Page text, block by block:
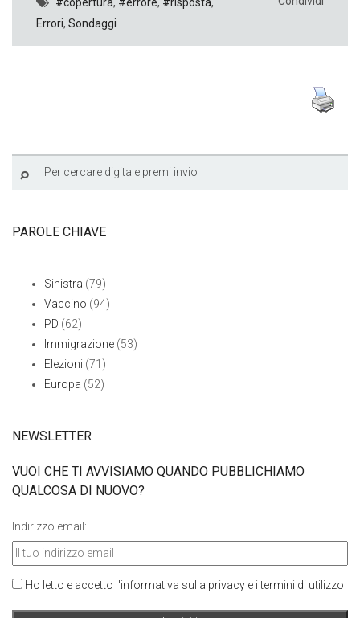
Errori, Sondaggi
PAROLE CHIAVE
Sinistra (79)
Vaccino (94)
PD (62)
Immigrazione (53)
Elezioni (71)
Europa (52)
NEWSLETTER
VUOI CHE TI AVVISIAMO QUANDO PUBBLICHIAMO
QUALCOSA DI NUOVO?
Indirizzo email:
Ho letto e accetto l'informativa sulla privacy e i termini di utilizzo